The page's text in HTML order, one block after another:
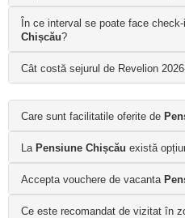
În ce interval se poate face
Chișcău?
Cât costă sejurul de Revelion
Care sunt facilitatile oferite de
La Pensiune Chișcău există
Accepta vouchere de vacanta
Ce este recomandat de vizitat în